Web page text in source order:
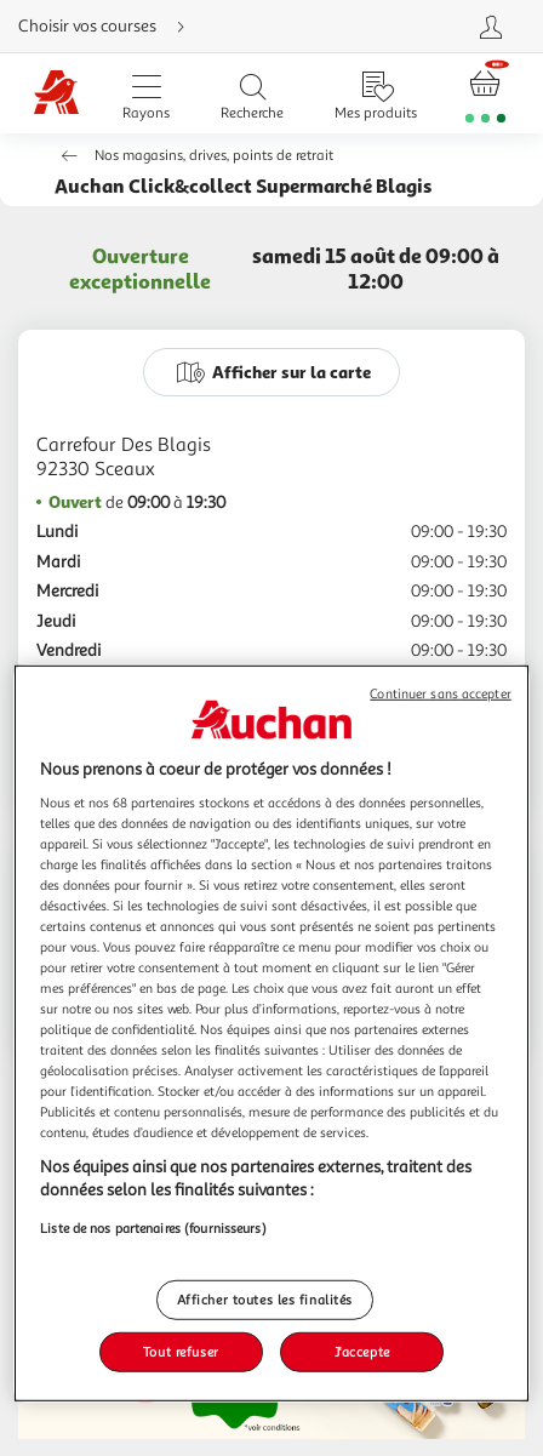
Aller
directement
au
contenu
Aller
directement
recherche
Aller
directement
directement
d'aide
Choisir vos courses
Rayons Recherche Mes produits
Nos magasins, drives, points de retrait
Auchan Click&collect Supermarché Blagis
Ouverture
exceptionnelle
samedi 15 août de 09:00 à
12:00
Afficher sur la carte
Carrefour Des Blagis
Ouvertde09:00à 19:30
Lundi
09:00 - 19:30
Mardi
09:00 - 19:30
Mercredi
09:00 - 19:30
Jeudi
09:00 - 19:30
Vendredi
09:00 - 19:30
Choisir ce Click & Collect
Contact
Espace sourds
Voir l'itinéraire
La sélection du moment !
Nous prenons à coeur de protéger vos données !
Nous et nos 68 partenaires stockons et accédons à des données personnelles,
telles que des données de navigation ou des identifiants uniques, sur votre
appareil. Si vous sélectionnez "J'accepte", les technologies de suivi prendront en
charge les finalités affichées dans la section « Nous et nos partenaires traitons
des données pour fournir ». Si vous retirez votre consentement, elles seront
désactivées. Si les technologies de suivi sont désactivées, il est possible que
certains contenus et annonces qui vous sont présentés ne soient pas pertinents
pour vous. Vous pouvez faire réapparaître ce menu pour modifier vos choix ou
pour retirer votre consentement à tout moment en cliquant sur le lien "Gérer
mes préférences" en bas de page. Les choix que vous avez fait auront un effet
sur notre ou nos sites web. Pour plus d’informations, reportez-vous à notre
politique de confidentialité. Nos équipes ainsi que nos partenaires externes
traitent des données selon les finalités suivantes : Utiliser des données de
géolocalisation précises. Analyser activement les caractéristiques de l’appareil
pour l’identification. Stocker et/ou accéder à des informations sur un appareil.
Publicités et contenu personnalisés, mesure de performance des publicités et du
contenu, études d’audience et développement de services.
Nos équipes ainsi que nos partenaires externes, traitent des
données selon les finalités suivantes :
Liste de nos partenaires (fournisseurs)
Afficher toutes les finalités
Tout refuser J'accepte
Continuer sans accepter